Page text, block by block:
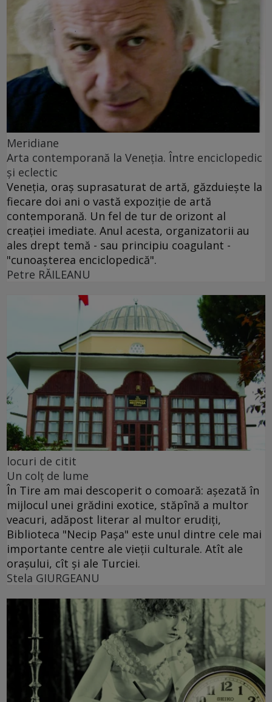
Meridiane
Arta contemporană la Veneţia. Între enciclopedic
şi eclectic
Veneţia, oraş suprasaturat de artă, găzduieşte la
fiecare doi ani o vastă expoziţie de artă
contemporană. Un fel de tur de orizont al
creaţiei imediate. Anul acesta, organizatorii au
ales drept temă - sau principiu coagulant -
"cunoaşterea enciclopedică".
Petre RĂILEANU
locuri de citit
Un colţ de lume
În Tire am mai descoperit o comoară: aşezată în
mijlocul unei grădini exotice, stăpînă a multor
veacuri, adăpost literar al multor erudiţi,
Biblioteca "Necip Paşa" este unul dintre cele mai
importante centre ale vieţii culturale. Atît ale
oraşului, cît şi ale Turciei.
Stela GIURGEANU